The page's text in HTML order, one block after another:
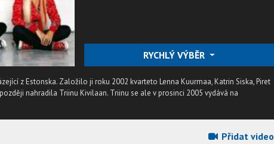
RYCHLÝ VÝBĚR
z Estonska. Založilo ji roku 2002 kvarteto Lenna Kuurmaa, Katrin Siska, Piret
nahradila Triinu Kivilaan. Triinu se ale v prosinci 2005 vydává na
Přidat video